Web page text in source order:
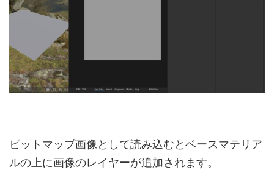
ビットマップ画像として読み込むとベースマテリア
ルの上に画像のレイヤーが追加されます。